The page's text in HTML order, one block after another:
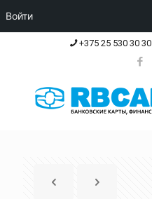
+375 25 530 30 30
Войти